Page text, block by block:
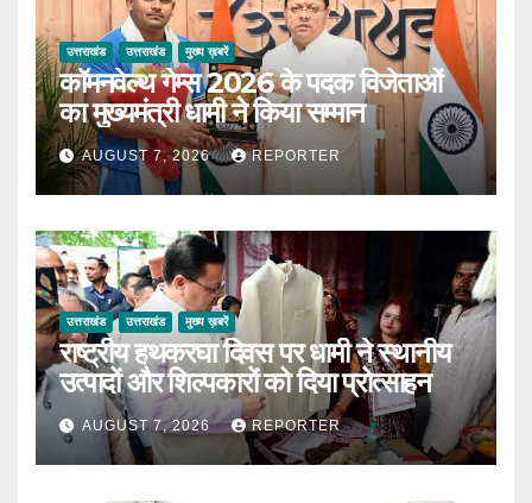
उत्तराखंड उत्तराखंड मुख्य ख़बरें
कॉमनवेल्थ गेम्स 2026 के पदक विजेताओं
का मुख्यमंत्री धामी ने किया सम्मान
AUGUST 7, 2026 REPORTER
उत्तराखंड उत्तराखंड मुख्य ख़बरें
राष्ट्रीय हथकरघा दिवस पर धामी ने स्थानीय
उत्पादों और शिल्पकारों को दिया प्रोत्साहन
AUGUST 7, 2026 REPORTER